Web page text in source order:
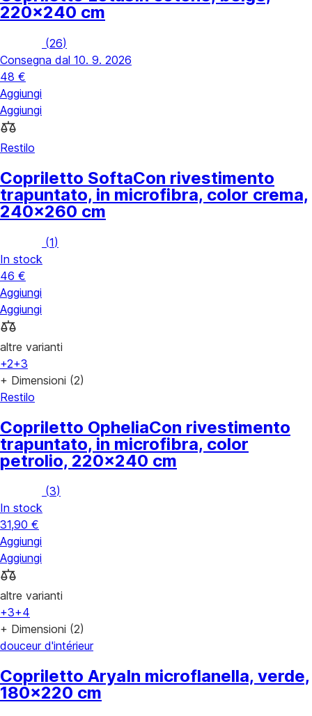
220x240 cm
(26)
Consegna dal 10. 9. 2026
48 €
Aggiungi
Aggiungi
Restilo
Copriletto SoftaCon rivestimento
trapuntato, in microfibra, color crema,
240x260 cm
(1)
In stock
46 €
Aggiungi
Aggiungi
altre varianti
+2+3
+ Dimensioni (2)
Restilo
Copriletto OpheliaCon rivestimento
trapuntato, in microfibra, color
petrolio, 220x240 cm
(3)
In stock
31,90 €
Aggiungi
Aggiungi
altre varianti
+3+4
+ Dimensioni (2)
douceur d'intérieur
Copriletto AryaIn microflanella, verde,
180x220 cm